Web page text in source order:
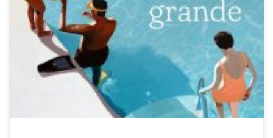
La familia grande de Camille Kouchner, publicado en nuestro país
por Ediciones Península, ha sido un acontecimiento literario en
Francia, desvelando un secreto de la flor y nata de la sociedad
que se ha silenciado durante años y que ha hecho tambalear los
cimientos de la poderosa élite cultural y política […]